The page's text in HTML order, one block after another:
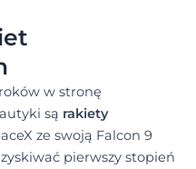
w stronę
są rakiety
ze swoją Falcon 9
pierwszy stopień